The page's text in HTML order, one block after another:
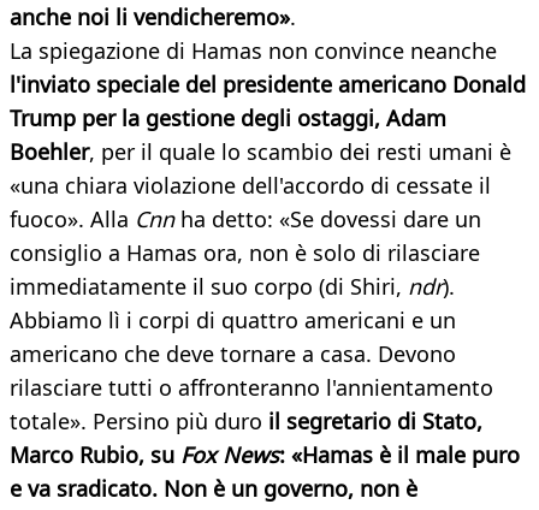
anche noi li vendicheremo».
La spiegazione di Hamas non convince neanche
l'inviato speciale del presidente americano Donald
Trump per la gestione degli ostaggi, Adam
Boehler, per il quale lo scambio dei resti umani è
«una chiara violazione dell'accordo di cessate il
fuoco». Alla Cnnha detto: «Se dovessi dare un
consiglio a Hamas ora, non è solo di rilasciare
immediatamente il suo corpo (di Shiri, ndr).
Abbiamo lì i corpi di quattro americani e un
americano che deve tornare a casa. Devono
rilasciare tutti o affronteranno l'annientamento
totale». Persino più duro il segretario di Stato,
Marco Rubio, su Fox News: «Hamas è il male puro
e va sradicato. Non è un governo, non è